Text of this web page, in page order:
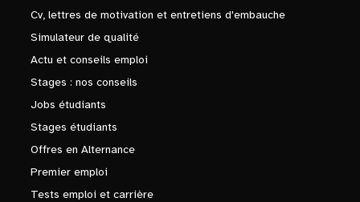
Cv, lettres de motivation et entretiens d'embauche
Simulateur de qualité
Actu et conseils emploi
Stages : nos conseils
Jobs étudiants
Stages étudiants
Offres en Alternance
Premier emploi
Tests emploi et carrière